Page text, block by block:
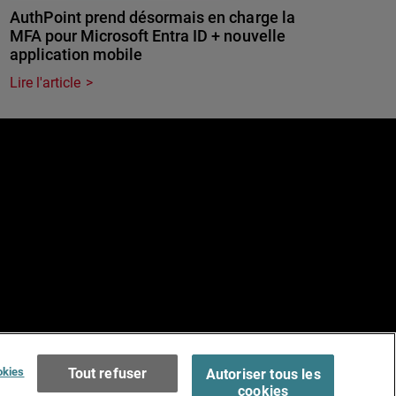
AuthPoint prend désormais en charge la
MFA pour Microsoft Entra ID + nouvelle
application mobile
Lire l'article
of Use >Tout refuser
Autoriser tous les
cookies